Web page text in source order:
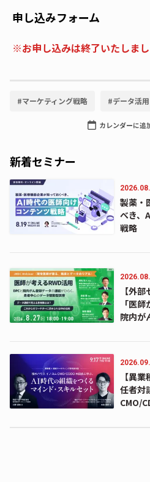
申し込みフォーム
※お申し込みは終了いたしまし
#マーケティング戦略 #データ活用
カレンダーに追
新着セミナー
製薬・
べき、
戦略
【外
「医
院内が
【異
任者対
CMO/